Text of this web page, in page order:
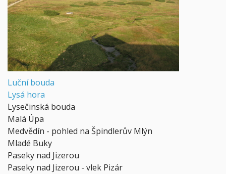
Luční bouda
Lysá hora
Lysečinská bouda
Malá Úpa
Medvědín - pohled na Špindlerův Mlýn
Mladé Buky
Paseky nad Jizerou
Paseky nad Jizerou - vlek Pizár